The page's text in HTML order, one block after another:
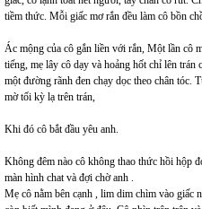
tiềm thức. Mỗi giấc mơ rắn đều làm cô bồn
Ác mộng của cô gắn liền với rắn, Một lần cô
tiếng, mẹ lây cô dạy và hoảng hốt chỉ lên
một đường rãnh đen chạy dọc theo chân tóc.
mờ tối kỳ lạ trên trán,
Khi đó cô bắt đầu yêu anh.
Không đêm nào cô không thao thức hồi hộp
màn hình chat và đợi chờ anh .
Mẹ cô nằm bên cạnh , lim dim chìm vào giấc